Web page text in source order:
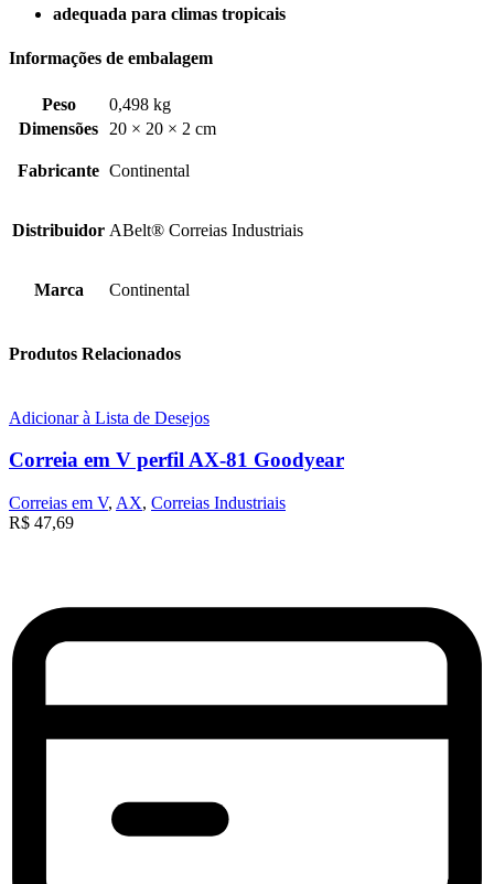
adequada para climas tropicais
Informações de embalagem
Peso
0,498 kg
Dimensões
20 × 20 × 2 cm
Fabricante Continental
Distribuidor ABelt® Correias Industriais
Marca Continental
Produtos Relacionados
Adicionar à Lista de Desejos
Correia em V perfil AX-81 Goodyear
Correias em V, AX, Correias Industriais
R$ 47,69